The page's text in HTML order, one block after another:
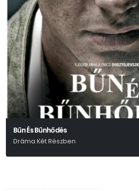
Bűn És Bűnhődés
Dráma Két Részben